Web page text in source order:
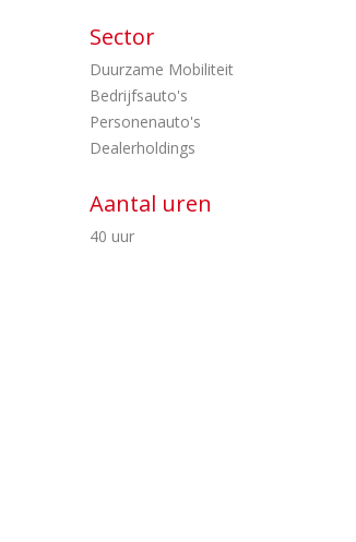
Sector
Duurzame Mobiliteit
Bedrijfsauto's
Personenauto's
Dealerholdings
Aantal uren
40 uur